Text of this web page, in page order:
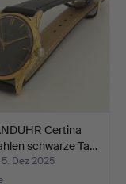
Certina
schwarze Ta…
Dez 2025